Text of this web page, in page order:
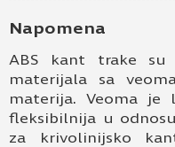
Napomena
ABS kant trake su
materijala sa
materija. Veoma je
fleksibilnija u
za krivolinijsko